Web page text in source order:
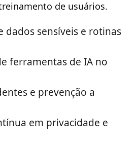
de usuários.
dados sensíveis e rotinas
ferramentas de IA no
e prevenção a
em privacidade e